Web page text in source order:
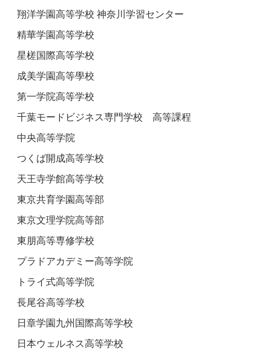
翔洋学園高等学校 神奈川学習センター
精華学園高等学校
星槎国際高等学校
成美学園高等學校
第一学院高等学校
千葉モードビジネス専門学校 高等課程
中央高等学院
つくば開成高等学校
天王寺学館高等学校
東京共育学園高等部
東京文理学院高等部
東朋高等専修学校
プラドアカデミー高等学院
トライ式高等学院
長尾谷高等学校
日章学園九州国際高等学校
日本ウェルネス高等学校